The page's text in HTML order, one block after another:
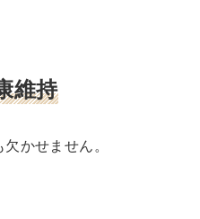
維持
かせません。